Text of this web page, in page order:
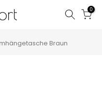
0
Braun